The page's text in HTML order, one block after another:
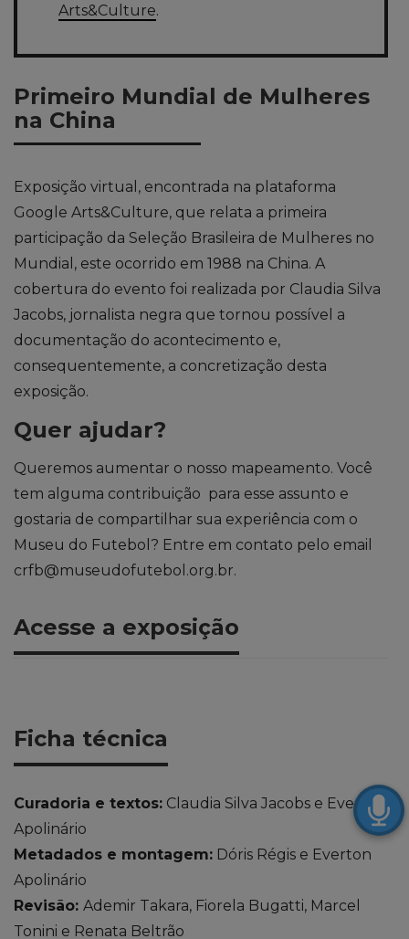
Arts&Culture.
Primeiro Mundial de Mulheres
na China
Exposição virtual, encontrada na plataforma
Google Arts&Culture, que relata a primeira
participação da Seleção Brasileira de Mulheres no
Mundial, este ocorrido em 1988 na China. A
cobertura do evento foi realizada por Claudia Silva
Jacobs, jornalista negra que tornou possível a
documentação do acontecimento e,
consequentemente, a concretização desta
exposição.
Quer ajudar?
Queremos aumentar o nosso mapeamento. Você
tem alguma contribuição para esse assunto e
gostaria de compartilhar sua experiência com o
Museu do Futebol? Entre em contato pelo email
crfb@museudofutebol.org.br.
Acesse a exposição
Ficha técnica
Curadoria e textos: Claudia Silva Jacobs e Everton
Apolinário
Metadados e montagem: Dóris Régis e Everton
Apolinário
Revisão: Ademir Takara, Fiorela Bugatti, Marcel
Tonini e Renata Beltrão